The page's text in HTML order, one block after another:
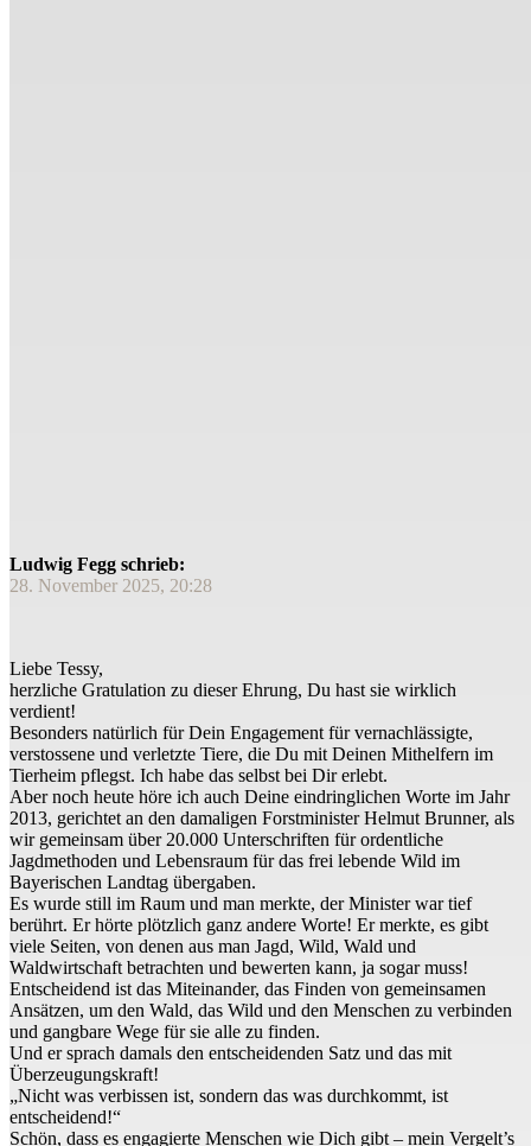
Ludwig Fegg schrieb:
28. November 2025, 20:28
Liebe Tessy,
herzliche Gratulation zu dieser Ehrung, Du hast sie wirklich
verdient!
Besonders natürlich für Dein Engagement für vernachlässigte,
verstossene und verletzte Tiere, die Du mit Deinen Mithelfern im
Tierheim pflegst. Ich habe das selbst bei Dir erlebt.
Aber noch heute höre ich auch Deine eindringlichen Worte im Jahr
2013, gerichtet an den damaligen Forstminister Helmut Brunner, als
wir gemeinsam über 20.000 Unterschriften für ordentliche
Jagdmethoden und Lebensraum für das frei lebende Wild im
Bayerischen Landtag übergaben.
Es wurde still im Raum und man merkte, der Minister war tief
berührt. Er hörte plötzlich ganz andere Worte! Er merkte, es gibt
viele Seiten, von denen aus man Jagd, Wild, Wald und
Waldwirtschaft betrachten und bewerten kann, ja sogar muss!
Entscheidend ist das Miteinander, das Finden von gemeinsamen
Ansätzen, um den Wald, das Wild und den Menschen zu verbinden
und gangbare Wege für sie alle zu finden.
Und er sprach damals den entscheidenden Satz und das mit
Überzeugungskraft!
„Nicht was verbissen ist, sondern das was durchkommt, ist
entscheidend!“
Schön, dass es engagierte Menschen wie Dich gibt – mein Vergelt’s